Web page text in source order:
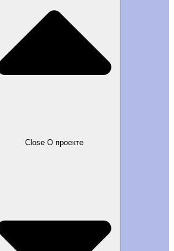
Close О проекте